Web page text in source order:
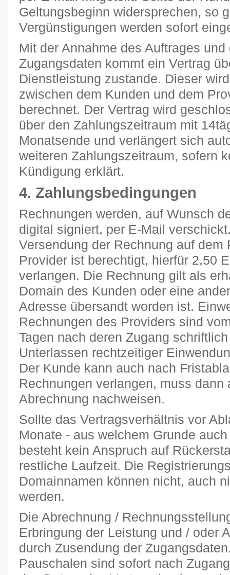
Geltungsbeginn widersprechen, so
Vergünstigungen werden sofort
Mit der Annahme des Auftrages und
Zugangsdaten kommt ein Vertrag
Dienstleistung zustande. Dieser
zwischen dem Kunden und dem
berechnet. Der Vertrag wird
über den Zahlungszeitraum mit
Monatsende und verlängert sich
weiteren Zahlungszeitraum, sofern
Kündigung erklärt.
4. Zahlungsbedingungen
Rechnungen werden, auf Wunsch
digital signiert, per E-Mail
Versendung der Rechnung auf dem
Provider ist berechtigt, hierfür 2,50
verlangen. Die Rechnung gilt als
Domain des Kunden oder eine
Adresse übersandt worden ist.
Rechnungen des Providers sind
Tagen nach deren Zugang
Unterlassen rechtzeitiger
Der Kunde kann auch nach
Rechnungen verlangen, muss
Abrechnung nachweisen.
Sollte das Vertragsverhältnis vor
Monate - aus welchem Grunde
besteht kein Anspruch auf
restliche Laufzeit. Die
Domainnamen können nicht, auch
werden.
Die Abrechnung /
Erbringung der Leistung und / oder
durch Zusendung der
Pauschalen sind sofort nach